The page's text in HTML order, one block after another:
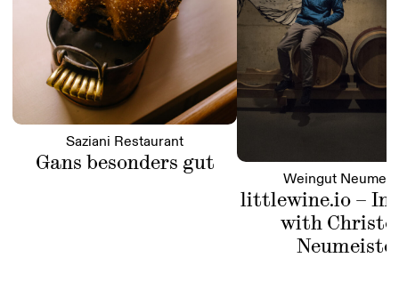
Saziani Restaurant
Gans besonders gut
Weingut
littlewine.io –
with